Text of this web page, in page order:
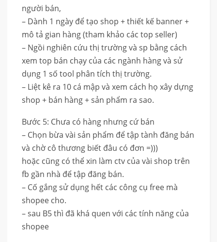
người bán,
– Dành 1 ngày để tạo shop + thiết kế banner +
mô tả gian hàng (tham khảo các top seller)
– Ngồi nghiên cứu thị trường và sp bằng cách
xem top bán chạy của các ngành hàng và sử
dụng 1 số tool phân tích thị trường.
– Liệt kê ra 10 cá mập và xem cách họ xây dựng
shop + bán hàng + sản phẩm ra sao.
Bước 5: Chưa có hàng nhưng cứ bán
– Chọn bừa vài sản phẩm để tập tành đăng bán
và chờ cô thương biết đâu có đơn =)))
hoặc cũng có thể xin làm ctv của vài shop trên
fb gần nhà để tập đăng bán.
– Cố gắng sử dụng hết các công cụ free mà
shopee cho.
– sau B5 thì đã khá quen với các tính năng của
shopee